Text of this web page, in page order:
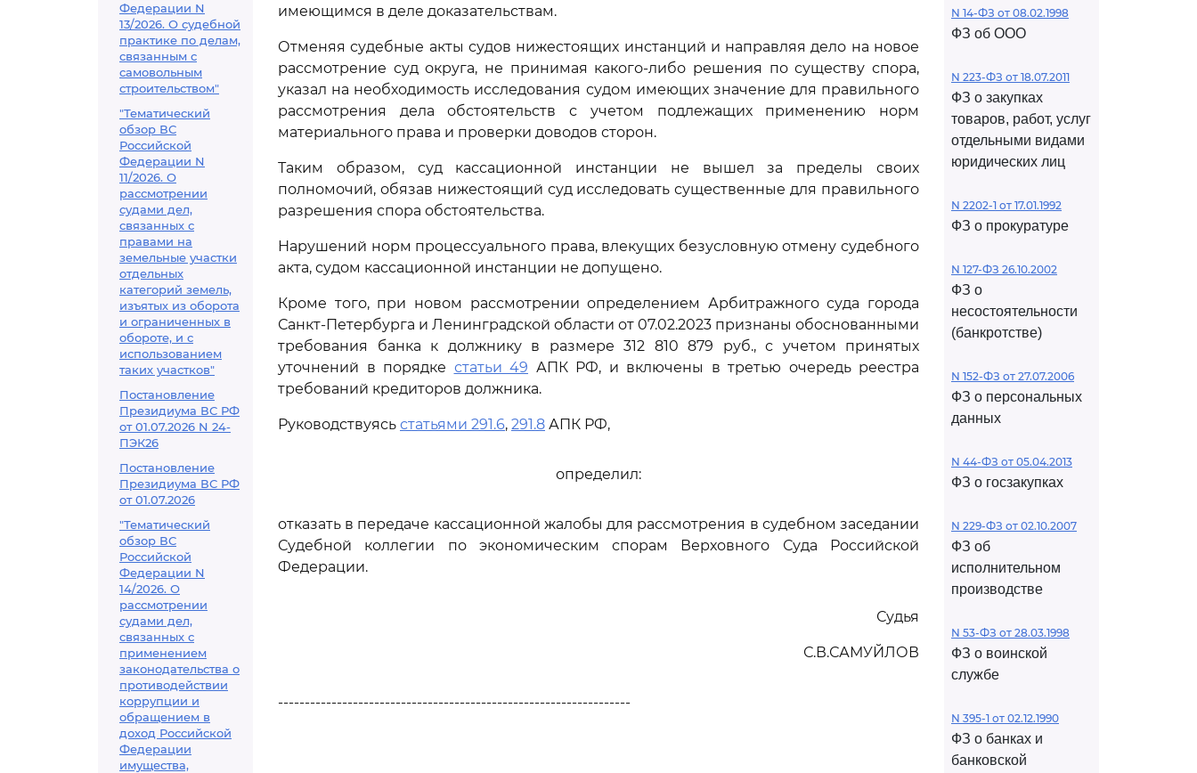
Федерации N
13/2026. О судебной
практике по делам,
связанным с
самовольным
строительством"
"Тематический
обзор ВС
Российской
Федерации N
11/2026. О
рассмотрении
судами дел,
связанных с
правами на
земельные участки
отдельных
категорий земель,
изъятых из оборота
и ограниченных в
обороте, и с
использованием
таких участков"
Постановление
Президиума ВС РФ
от 01.07.2026 N 24-
ПЭК26
Постановление
Президиума ВС РФ
от 01.07.2026
"Тематический
обзор ВС
Российской
Федерации N
14/2026. О
рассмотрении
судами дел,
связанных с
применением
законодательства о
противодействии
коррупции и
обращением в
доход Российской
Федерации
имущества,
имеющимся в деле доказательствам.
Отменяя судебные акты судов нижестоящих инстанций и направляя дело на новое
рассмотрение суд округа, не принимая какого-либо решения по существу спора,
указал на необходимость исследования судом имеющих значение для правильного
рассмотрения дела обстоятельств с учетом подлежащих применению норм
материального права и проверки доводов сторон.
Таким образом, суд кассационной инстанции не вышел за пределы своих
полномочий, обязав нижестоящий суд исследовать существенные для правильного
разрешения спора обстоятельства.
Нарушений норм процессуального права, влекущих безусловную отмену судебного
акта, судом кассационной инстанции не допущено.
Кроме того, при новом рассмотрении определением Арбитражного суда города
Санкт-Петербурга и Ленинградской области от 07.02.2023 признаны обоснованными
требования банка к должнику в размере 312 810 879 руб., с учетом принятых
уточнений в порядке статьи 49 АПК РФ, и включены в третью очередь реестра
требований кредиторов должника.
Руководствуясь статьями 291.6, 291.8 АПК РФ,
определил:
отказать в передаче кассационной жалобы для рассмотрения в судебном заседании
Судебной коллегии по экономическим спорам Верховного Суда Российской
Федерации.
Судья
С.В.САМУЙЛОВ
------------------------------------------------------------------
N 14-ФЗ от 08.02.1998
ФЗ об ООО
N 223-ФЗ от 18.07.2011
ФЗ о закупках
товаров, работ, услуг
отдельными видами
юридических лиц
N 2202-1 от 17.01.1992
ФЗ о прокуратуре
N 127-ФЗ 26.10.2002
ФЗ о
несостоятельности
(банкротстве)
N 152-ФЗ от 27.07.2006
ФЗ о персональных
данных
N 44-ФЗ от 05.04.2013
ФЗ о госзакупках
N 229-ФЗ от 02.10.2007
ФЗ об
исполнительном
производстве
N 53-ФЗ от 28.03.1998
ФЗ о воинской
службе
N 395-1 от 02.12.1990
ФЗ о банках и
банковской